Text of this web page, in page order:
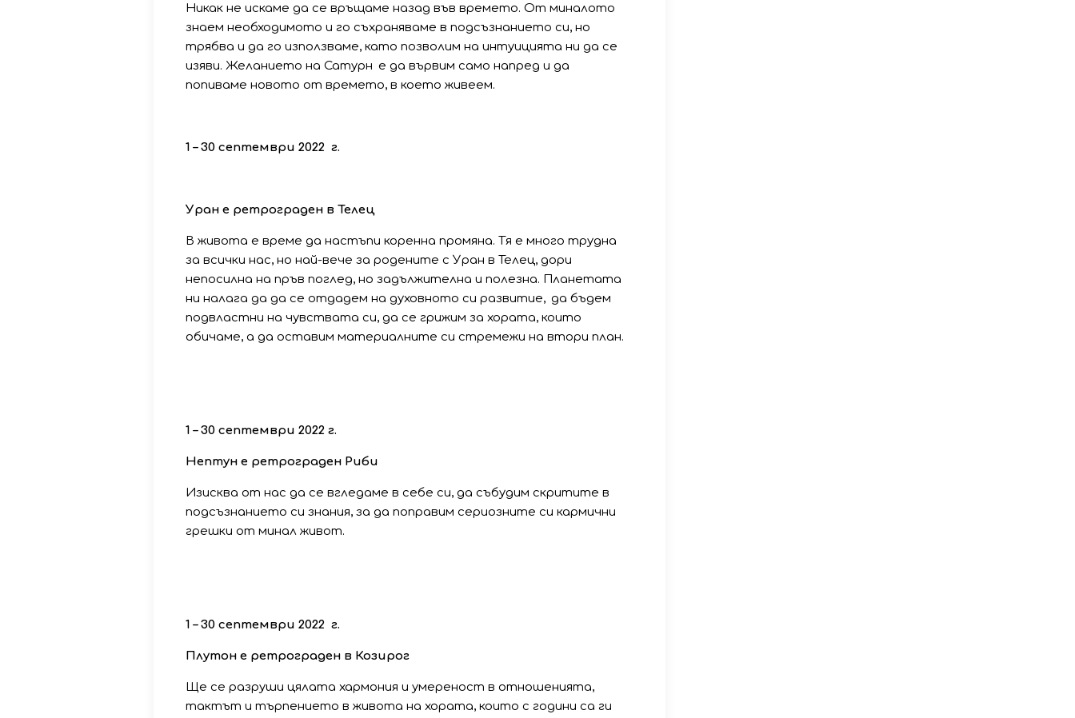
Никак не искаме да се връщаме назад във времето. От миналото
знаем необходимото и го съхраняваме в подсъзнанието си, но
трябва и да го използваме, като позволим на интуицията ни да се
изяви. Желанието на Сатурн е да вървим само напред и да
попиваме новото от времето, в което живеем.
1–30 септември 2022 г.
Уран е ретрограден в Телец
В живота е време да настъпи коренна промяна. Тя е много трудна
за всички нас, но най-вече за родените с Уран в Телец, дори
непосилна на пръв поглед, но задължителна и полезна. Планетата
ни налага да да се отдадем на духовното си развитие, да бъдем
подвластни на чувствата си, да се грижим за хората, които
обичаме, а да оставим материалните си стремежи на втори план.
1–30 септември 2022 г.
Нептун е ретрограден Риби
Изисква от нас да се вгледаме в себе си, да събудим скритите в
подсъзнанието си знания, за да поправим сериозните си кармични
грешки от минал живот.
1–30 септември 2022 г.
Плутон е ретрограден в Козирог
Ще се разруши цялата хармония и умереност в отношенията,
тактът и търпението в живота на хората, които с години са ги